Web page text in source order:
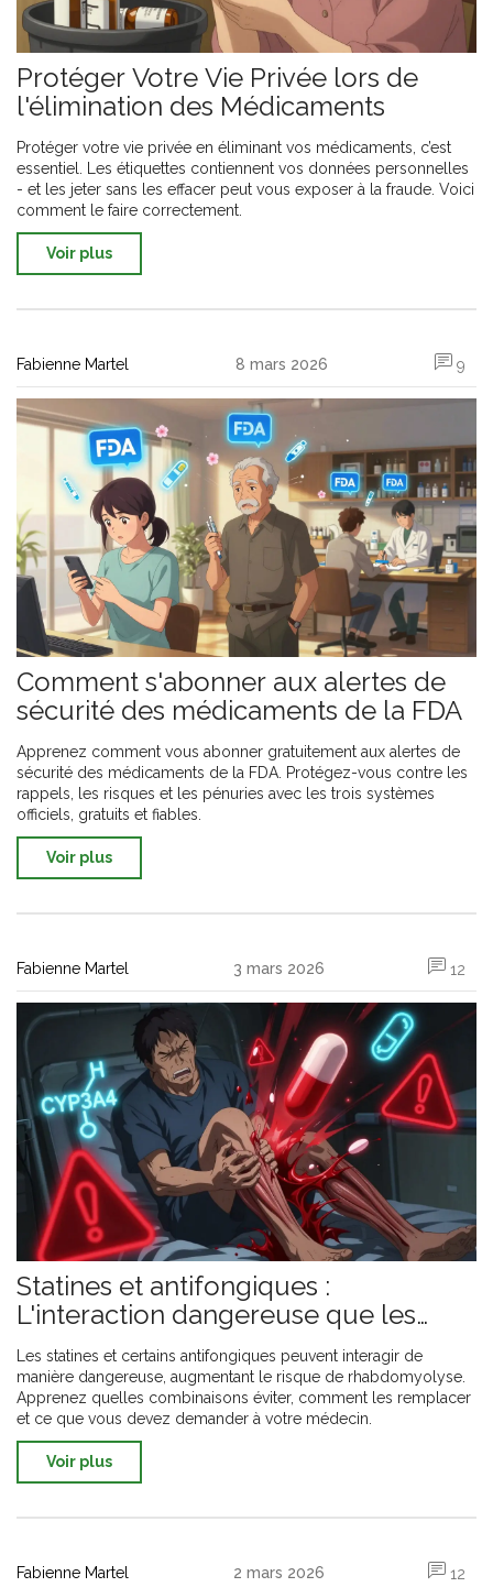
Protéger Votre Vie Privée lors de
l'élimination des Médicaments
Protéger votre vie privée en éliminant vos médicaments, c’est
essentiel. Les étiquettes contiennent vos données personnelles
- et les jeter sans les effacer peut vous exposer à la fraude. Voici
comment le faire correctement.
Voir plus
Fabienne Martel 8 mars 2026 9
Comment s'abonner aux alertes de
sécurité des médicaments de la FDA
Apprenez comment vous abonner gratuitement aux alertes de
sécurité des médicaments de la FDA. Protégez-vous contre les
rappels, les risques et les pénuries avec les trois systèmes
officiels, gratuits et fiables.
Voir plus
Fabienne Martel 3 mars 2026 12
Statines et antifongiques :
L'interaction dangereuse que les
patients doivent connaître
Les statines et certains antifongiques peuvent interagir de
manière dangereuse, augmentant le risque de rhabdomyolyse.
Apprenez quelles combinaisons éviter, comment les remplacer
et ce que vous devez demander à votre médecin.
Voir plus
Fabienne Martel 2 mars 2026 12